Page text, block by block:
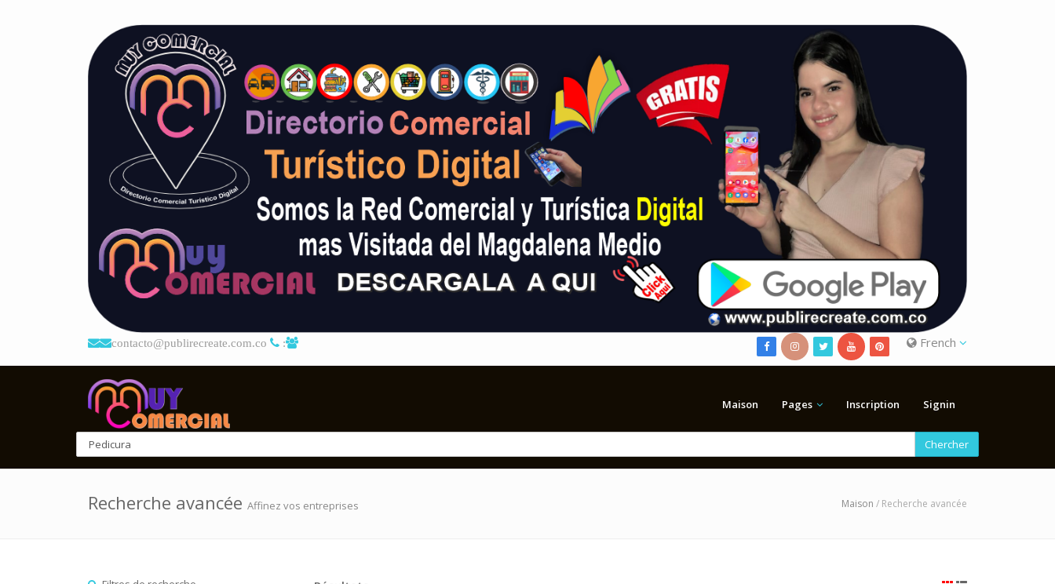
contacto@publirecreate.com.co : French
Maison Pages Inscription Signin
Chercher
Recherche avancée Affinez vos entreprises Maison / Recherche avancée